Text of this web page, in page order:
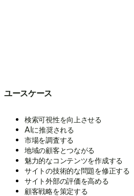
ユースケース
検索可視性を向上させる
AIに推奨される
市場を調査する
地域の顧客とつながる
魅力的なコンテンツを作成する
サイトの技術的な問題を修正する
サイト外部の評価を高める
顧客戦略を策定する